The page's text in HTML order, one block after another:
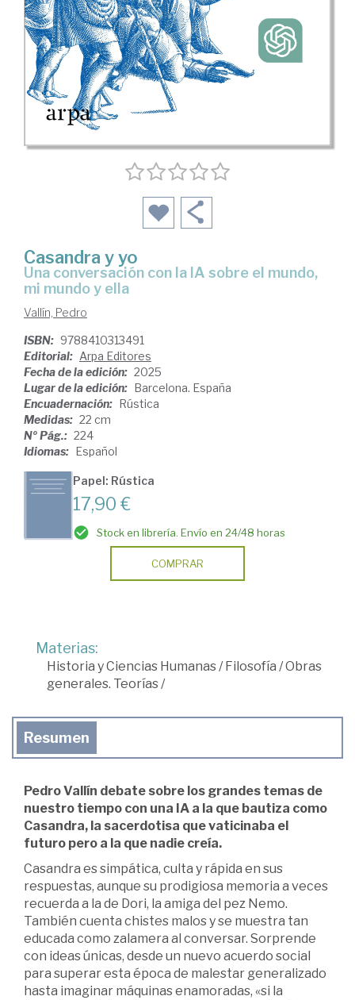
Casandra y yo
Una conversación con la IA sobre el mundo,
mi mundo y ella
Vallín, Pedro
ISBN: 9788410313491
Editorial: Arpa Editores
Fecha de la edición: 2025
Lugar de la edición: Barcelona. España
Encuadernación: Rústica
Medidas: 22 cm
Nº Pág.: 224
Idiomas: Español
Papel: Rústica
17,90 €
Stock en librería. Envío en 24/48 horas
COMPRAR
Materias:
Historia y Ciencias Humanas/ Filosofía /Obras
generales. Teorías/
Resumen
Pedro Vallín debate sobre los grandes temas de
nuestro tiempo con una IA a la que bautiza como
Casandra, la sacerdotisa que vaticinaba el
futuro pero a la que nadie creía.
Casandra es simpática, culta y rápida en sus
respuestas, aunque su prodigiosa memoria a veces
recuerda a la de Dori, la amiga del pez Nemo.
También cuenta chistes malos y se muestra tan
educada como zalamera al conversar. Sorprende
con ideas únicas, desde un nuevo acuerdo social
para superar esta época de malestar generalizado
hasta imaginar máquinas enamoradas, «si la